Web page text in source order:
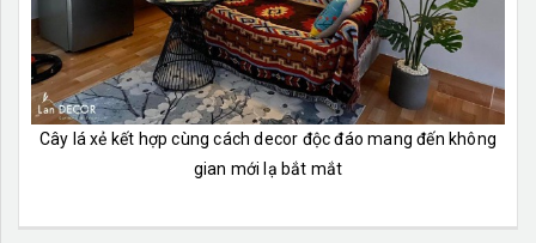
Cây lá xẻ kết hợp cùng cách decor độc đáo mang đến không
gian mới lạ bắt mắt